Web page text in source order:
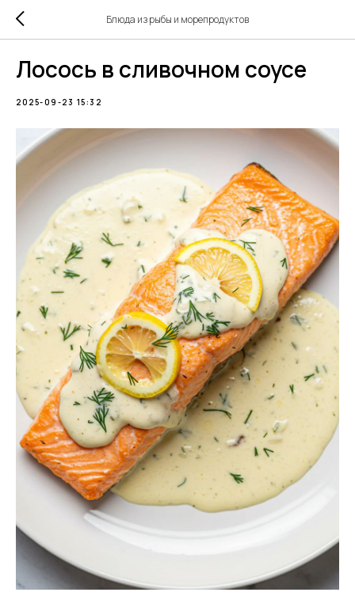
Блюда из рыбы и морепродуктов
Лосось в сливочном соусе
2025-09-23 15:32